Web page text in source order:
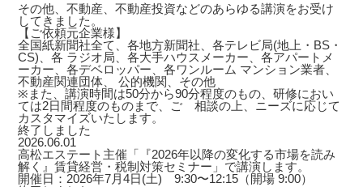
その他、不動産、不動産投資などのあらゆる講演をお受け
してきました。
【ご依頼元企業様】
全国紙新聞社全て、各地方新聞社、各テレビ局(地上・BS・
CS)、各 ラジオ局、各大手ハウスメーカー、各アパートメ
ーカー、各デベロッパー、各ワンルーム マンション業者、
不動産関連団体、 公的機関、その他
※また、講演時間は50分から90分程度のもの、研修におい
ては2日間程度のものまで、ご゙相談の上、ニーズに応じて
カスタマイズいたします。
終了しました
2026.06.01
高松エステート主催「『2026年以降の変化する市場を読み
解く』賃貸経営・税制対策セミナー」で講演します。
開催日：2026年7月4日(土) 9:30〜12:15（開場 9:00）